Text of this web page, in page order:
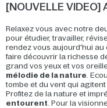
[NOUVELLE
Relaxez vous avec notre
pour étudier, travailler,
rendez vous aujourd'hui au
faire découvrir la richesse
grand vos yeux et vos
mélodie de la nature.
tombe et du vent qui
Profitez de la nature et
entourent. Pour la